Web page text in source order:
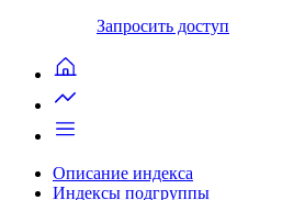
Запросить доступ
Описание индекса
Индексы подгруппы